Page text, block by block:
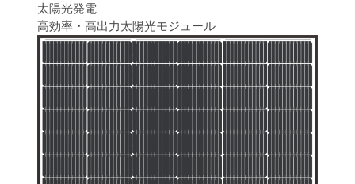
太陽光発電
高効率・高出力太陽光モジュール